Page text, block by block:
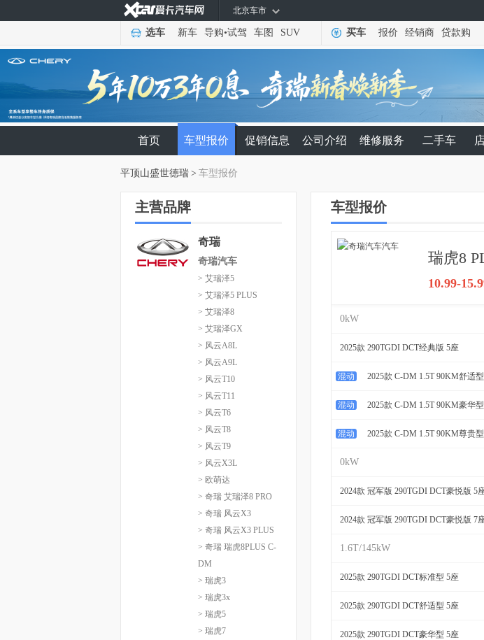
北京车市
选车 新车 导购•试驾 车图 SUV 买车 报价 经销商 贷款购
首页 车型报价 促销信息 公司介绍 维修服务 二手车
平顶山盛世德瑞 > 车型报价
主营品牌
奇瑞
奇瑞汽车
> 艾瑞泽5
> 艾瑞泽5 PLUS
> 艾瑞泽8
> 艾瑞泽GX
> 风云A8L
> 风云A9L
> 风云T10
> 风云T11
> 风云T6
> 风云T8
> 风云T9
> 风云X3L
> 欧萌达
> 奇瑞 艾瑞泽8 PRO
> 奇瑞 风云X3
> 奇瑞 风云X3 PLUS
> 奇瑞 瑞虎8PLUS C-
DM
> 瑞虎3
> 瑞虎3x
> 瑞虎5
> 瑞虎7
车型报价
瑞虎8
10.99-
0kW
2025款 290TGDI DCT经典版 5座
混动 2025款 C-DM 1.5T 90KM舒适型
混动 2025款 C-DM 1.5T 90KM豪华型
混动 2025款 C-DM 1.5T 90KM尊贵型
0kW
2024款 冠军版 290TGDI DCT豪悦版 5
2024款 冠军版 290TGDI DCT豪悦版 7
1.6T/145kW
2025款 290TGDI DCT标准型 5座
2025款 290TGDI DCT舒适型 5座
2025款 290TGDI DCT豪华型 5座